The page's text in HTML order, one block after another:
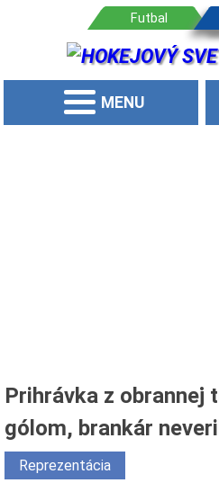
MENU
Prihrávka z obrannej
gólom, brankár
Reprezentácia